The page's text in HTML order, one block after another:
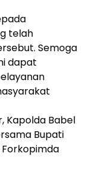
telah
Semoga
dapat
Kapolda Babel
Bupati
Forkopimda